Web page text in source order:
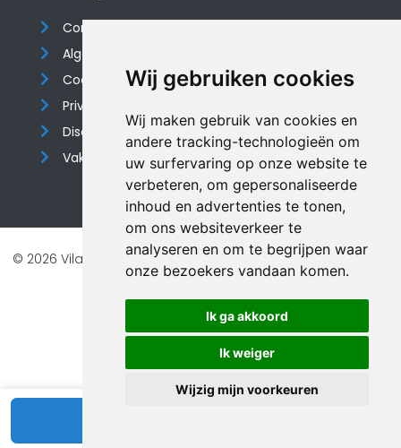
Wij gebruiken cookies
Wij maken gebruik van cookies en
andere tracking-technologieën om
uw surfervaring op onze website te
verbeteren, om gepersonaliseerde
inhoud en advertenties te tonen,
om ons websiteverkeer te
analyseren en om te begrijpen waar
onze bezoekers vandaan komen.
Ik ga akkoord
Ik weiger
Wijzig mijn voorkeuren
Contact
Algemene voorwaarden
Cookieverklaring
Privacyverklaring
Disclaimer
Vakantiehuis website
© 2026 Vilando Vakantiehuizen |Website door FalcoTravel